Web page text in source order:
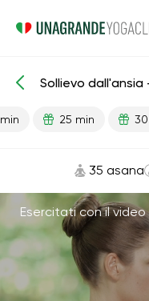
Lezioni pronte
Sollievo
25 min
35 asana
Esercitati con il video